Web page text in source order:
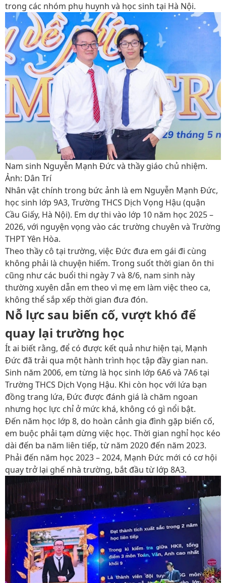
trong các nhóm phụ huynh và học sinh tại Hà Nội.
Nam sinh Nguyễn Mạnh Đức và thầy giáo chủ nhiệm.
Ảnh: Dân Trí
Nhân vật chính trong bức ảnh là em Nguyễn Mạnh Đức,
học sinh lớp 9A3, Trường THCS Dịch Vọng Hậu (quận
Cầu Giấy, Hà Nội). Em dự thi vào lớp 10 năm học 2025 –
2026, với nguyện vọng vào các trường chuyên và Trường
THPT Yên Hòa.
Theo thầy cô tại trường, việc Đức đưa em gái đi cùng
không phải là chuyện hiếm. Trong suốt thời gian ôn thi
cũng như các buổi thi ngày 7 và 8/6, nam sinh này
thường xuyên dẫn em theo vì mẹ em làm việc theo ca,
không thể sắp xếp thời gian đưa đón.
Nỗ lực sau biến cố, vượt khó để
quay lại trường học
Ít ai biết rằng, để có được kết quả như hiện tại, Mạnh
Đức đã trải qua một hành trình học tập đầy gian nan.
Sinh năm 2006, em từng là học sinh lớp 6A6 và 7A6 tại
Trường THCS Dịch Vọng Hậu. Khi còn học với lứa bạn
đồng trang lứa, Đức được đánh giá là chăm ngoan
nhưng học lực chỉ ở mức khá, không có gì nổi bật.
Đến năm học lớp 8, do hoàn cảnh gia đình gặp biến cố,
em buộc phải tạm dừng việc học. Thời gian nghỉ học kéo
dài đến ba năm liên tiếp, từ năm 2020 đến năm 2023.
Phải đến năm học 2023 – 2024, Mạnh Đức mới có cơ hội
quay trở lại ghế nhà trường, bắt đầu từ lớp 8A3.